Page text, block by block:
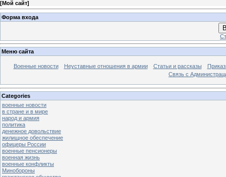
[Мой сайт]
Форма входа
Меню сайта
Военные новости Неуставные отношения в армии Статьи и рассказы
Связь с
Categories
военные новости
в стране и в мире
народ и армия
политика
денежное довольствие
жилищное обеспечение
офицеры России
военные пенсионеры
военная жизнь
военные конфликты
Минобороны